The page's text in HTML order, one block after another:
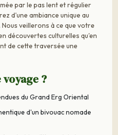
par le pas lent et régulier
d'une ambiance unique au
veillerons à ce que votre
découvertes culturelles qu'en
de cette traversée une
?
du Grand Erg Oriental
d'un bivouac nomade